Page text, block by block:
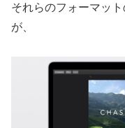
それらのフォーマッ
が、